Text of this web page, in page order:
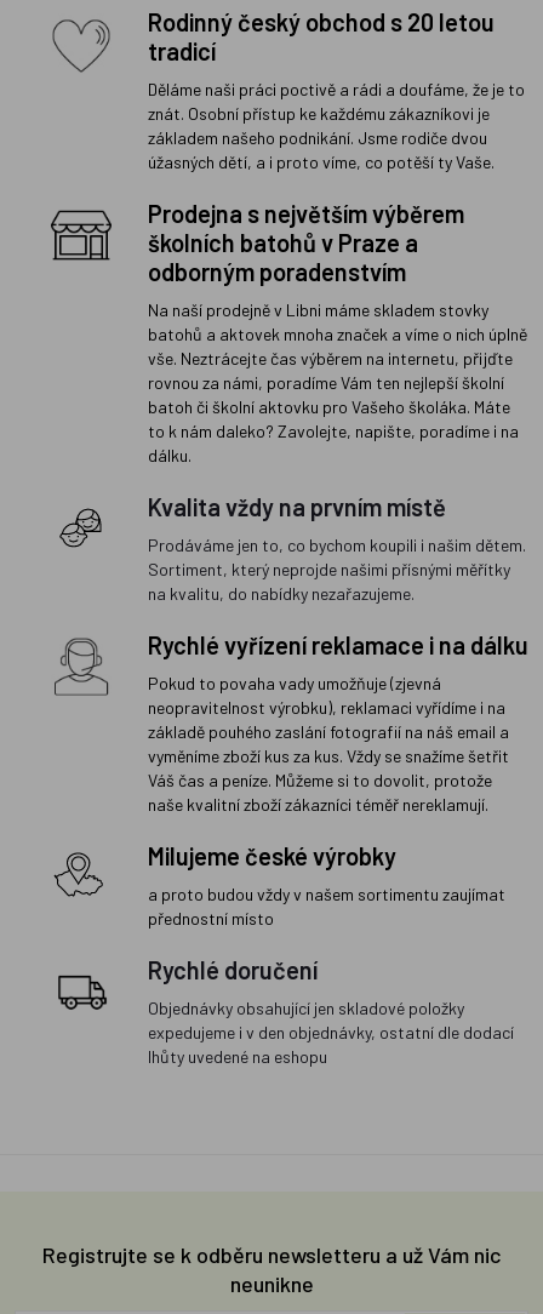
Rodinný český obchod s 20 letou
tradicí
Děláme naši práci poctivě a rádi a doufáme, že je to
znát. Osobní přístup ke každému zákazníkovi je
základem našeho podnikání. Jsme rodiče dvou
úžasných dětí, a i proto víme, co potěší ty Vaše.
Prodejna s největším výběrem
školních batohů v Praze a
odborným poradenstvím
Na naší prodejně v Libni máme skladem stovky
batohů a aktovek mnoha značek a víme o nich úplně
vše. Neztrácejte čas výběrem na internetu, přijďte
rovnou za námi, poradíme Vám ten nejlepší školní
batoh či školní aktovku pro Vašeho školáka. Máte
to k nám daleko? Zavolejte, napište, poradíme i na
dálku.
Kvalita vždy na prvním místě
Prodáváme jen to, co bychom koupili i našim dětem.
Sortiment, který neprojde našimi přísnými měřítky
na kvalitu, do nabídky nezařazujeme.
Rychlé vyřízení reklamace i na dálku
Pokud to povaha vady umožňuje (zjevná
neopravitelnost výrobku), reklamaci vyřídíme i na
základě pouhého zaslání fotografií na náš email a
vyměníme zboží kus za kus. Vždy se snažíme šetřit
Váš čas a peníze. Můžeme si to dovolit, protože
naše kvalitní zboží zákazníci téměř nereklamují.
Milujeme české výrobky
a proto budou vždy v našem sortimentu zaujímat
přednostní místo
Rychlé doručení
Objednávky obsahující jen skladové položky
expedujeme i v den objednávky, ostatní dle dodací
lhůty uvedené na eshopu
Registrujte se k odběru newsletteru a už Vám nic
neunikne